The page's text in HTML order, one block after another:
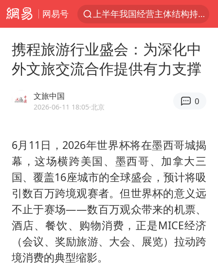
网易号
上海有出现龙卷潜势
今日15时起福州地铁高架区段停运
白海豚逼近浙闽沿海
王艺迪2-4不敌张本美和止步4强
上门女婿出轨女邻居多年被判重婚罪
王传君 《披荆斩棘》
2025年小学教师减少13.19万
王艺迪无缘横滨赛决赛
泰国：高度重视中国游客旅游体验
于东来直播和胖东来核心团队开会
上海大部迎大暴雨
携程旅游行业盛会：为深化中
外文旅交流合作提供有力支撑
文旅中国
2026-06-11 18:05·北京
0
6月11日，2026年世界杯将在墨西哥城揭
幕，这场横跨美国、墨西哥、加拿大三
国、覆盖16座城市的全球盛会，预计将吸
引数百万跨境观赛者。但世界杯的意义远
不止于赛场——数百万观众带来的机票、
酒店、餐饮、购物消费，正是MICE经济
（会议、奖励旅游、大会、展览）拉动跨
境消费的典型缩影。